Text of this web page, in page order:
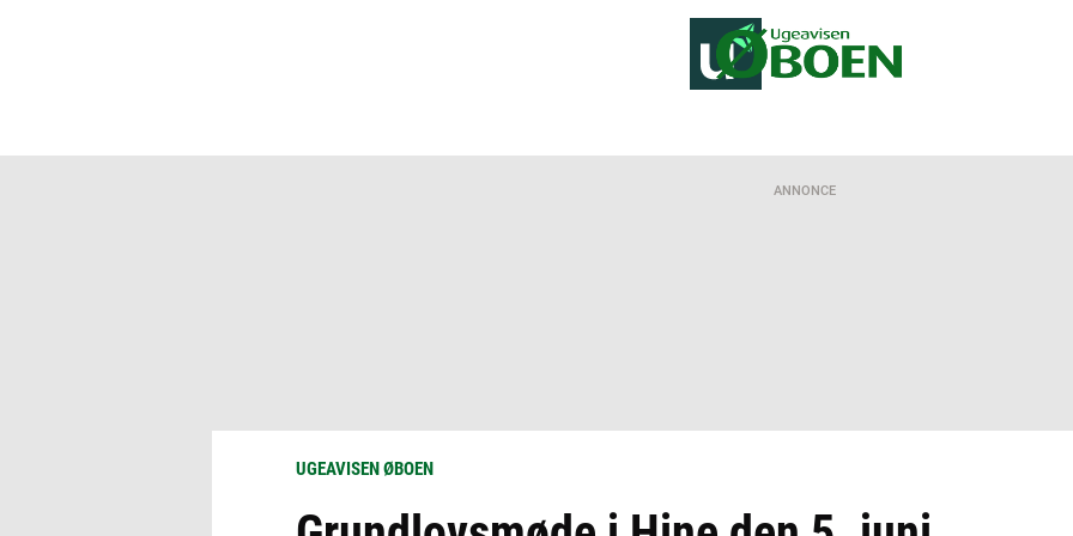
ANNONCE
UGEAVISEN ØBOEN